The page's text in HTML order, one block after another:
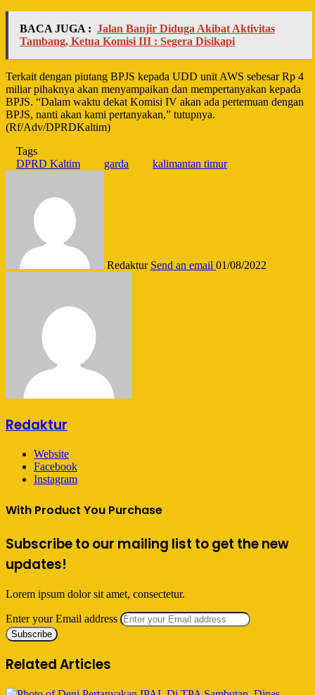
BACA JUGA : Jalan Banjir Diduga Akibat Aktivitas
Tambang, Ketua Komisi III : Segera Disikapi
Terkait dengan piutang BPJS kepada UDD unit AWS sebesar Rp 4
miliar pihaknya akan menyampaikan dan mempertanyakan kepada
BPJS. “Dalam waktu dekat Komisi IV akan ada pertemuan dengan
BPJS, nanti akan kami pertanyakan,” tutupnya.
(Rf/Adv/DPRDKaltim)
Tags
DPRD Kaltim
garda kalimantan timur
Redaktur Send an email 01/08/2022
Redaktur
Website
Facebook
Instagram
With Product You Purchase
Subscribe to our mailing list to get the new
updates!
Lorem ipsum dolor sit amet, consectetur.
Enter your Email address
Related Articles